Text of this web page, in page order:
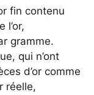
fin contenu
l’or,
gramme.
qui n’ont
d’or comme
réelle,